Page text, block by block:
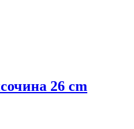
26 cm